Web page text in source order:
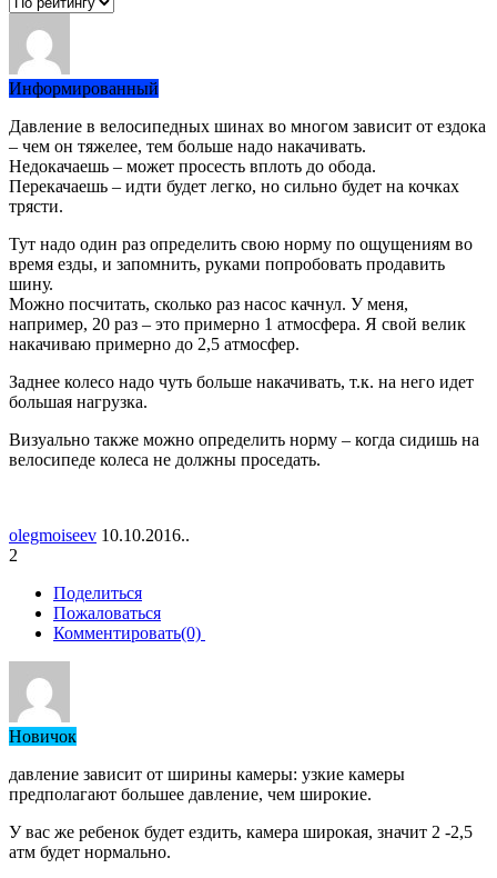
Информированный
Давление в велосипедных шинах во многом зависит от ездока
– чем он тяжелее, тем больше надо накачивать.
Недокачаешь – может просесть вплоть до обода.
Перекачаешь – идти будет легко, но сильно будет на кочках
трясти.
Тут надо один раз определить свою норму по ощущениям во
время езды, и запомнить, руками попробовать продавить
шину.
Можно посчитать, сколько раз насос качнул. У меня,
например, 20 раз – это примерно 1 атмосфера. Я свой велик
накачиваю примерно до 2,5 атмосфер.
Заднее колесо надо чуть больше накачивать, т.к. на него идет
большая нагрузка.
Визуально также можно определить норму – когда сидишь на
велосипеде колеса не должны проседать.
olegmoiseev 10.10.2016..
2
Поделиться
Пожаловаться
Комментировать(0)
Новичок
давление зависит от ширины камеры: узкие камеры
предполагают большее давление, чем широкие.
У вас же ребенок будет ездить, камера широкая, значит 2 -2,5
атм будет нормально.